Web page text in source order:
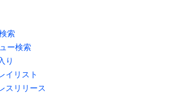
索
ー検索
り
イリスト
スリリース